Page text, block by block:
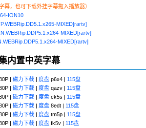
幕，也可下载外挂字幕拖入播放器）
ION10
MIXED[rartv]
MIXED[rartv]
MIXED[rartv]
内置中英字幕
| 磁力下载 | 度盘 p6x4 | 115盘
| 磁力下载 | 度盘 qazv | 115盘
| 磁力下载 | 度盘 ck5s | 115盘
| 磁力下载 | 度盘 8edt | 115盘
| 磁力下载 | 度盘 tm5p | 115盘
| 磁力下载 | 度盘 fk5v | 115盘